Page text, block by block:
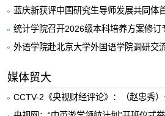
蓝庆新获评中国研究生导师发展共同体
统计学院召开2026级本科培养方案修订
外语学院赴北京大学外国语学院调研交
媒体贸大
CCTV-2《央视财经评论》：（赵忠秀）